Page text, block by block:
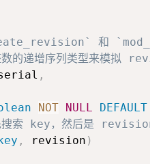
和
的递增序列类型来模拟
,
NOT NULL DEFAULT
搜索 key，然后是 revision
, revision )